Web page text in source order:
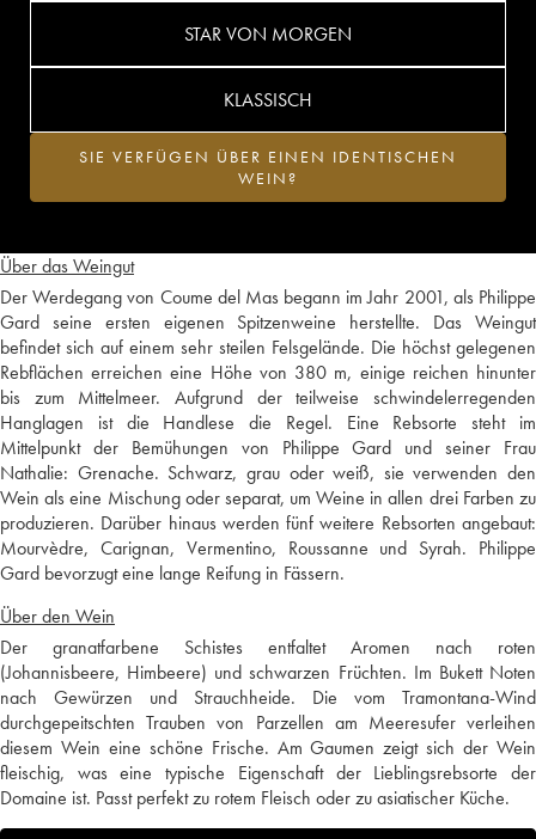
Über das Weingut
Der Werdegang von Coume del Mas begann im Jahr 2001, als Philippe
Gard seine ersten eigenen Spitzenweine herstellte. Das Weingut
befindet sich auf einem sehr steilen Felsgelände. Die höchst gelegenen
Rebflächen erreichen eine Höhe von 380 m, einige reichen hinunter
bis zum Mittelmeer. Aufgrund der teilweise schwindelerregenden
Hanglagen ist die Handlese die Regel. Eine Rebsorte steht im
Mittelpunkt der Bemühungen von Philippe Gard und seiner Frau
Nathalie: Grenache. Schwarz, grau oder weiß, sie verwenden den
Wein als eine Mischung oder separat, um Weine in allen drei Farben zu
produzieren. Darüber hinaus werden fünf weitere Rebsorten angebaut:
Mourvèdre, Carignan, Vermentino, Roussanne und Syrah. Philippe
Gard bevorzugt eine lange Reifung in Fässern.
Über den Wein
Der granatfarbene Schistes entfaltet Aromen nach roten
(Johannisbeere, Himbeere) und schwarzen Früchten. Im Bukett Noten
nach Gewürzen und Strauchheide. Die vom Tramontana-Wind
durchgepeitschten Trauben von Parzellen am Meeresufer verleihen
diesem Wein eine schöne Frische. Am Gaumen zeigt sich der Wein
fleischig, was eine typische Eigenschaft der Lieblingsrebsorte der
Domaine ist. Passt perfekt zu rotem Fleisch oder zu asiatischer Küche.
STAR VON MORGEN
KLASSISCH
SIE VERFÜGEN ÜBER EINEN IDENTISCHEN
WEIN?